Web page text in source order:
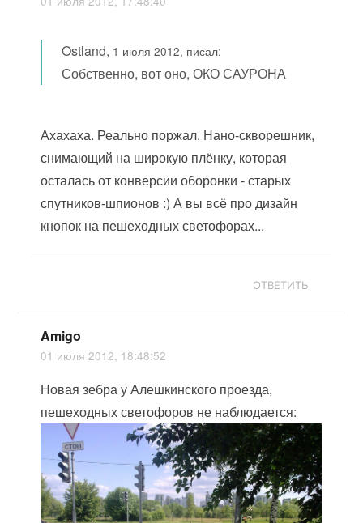
Ostland, 1 июля 2012, писал:
Собственно, вот оно, ОКО САУРОНА
Ахахаха. Реально поржал. Нано-скворешник,
снимающий на широкую плёнку, которая
осталась от конверсии оборонки - старых
спутников-шпионов :) А вы всё про дизайн
кнопок на пешеходных светофорах...
ОТВЕТИТЬ
Amigo
01 июля 2012, 18:48:52
Новая зебра у Алешкинского проезда,
пешеходных светофоров не наблюдается: